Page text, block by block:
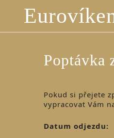
Poptávka
Pokud si přejete
vypracovat Vám
Datum odjezdu: